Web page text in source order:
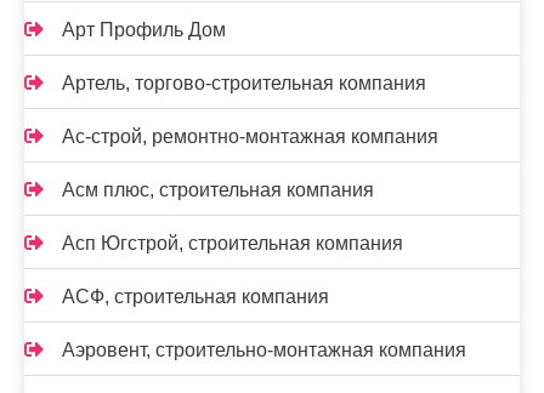
Арт Профиль Дом
Артель, торгово-строительная компания
Ас-строй, ремонтно-монтажная компания
Асм плюс, строительная компания
Асп Югстрой, строительная компания
АСФ, строительная компания
Аэровент, строительно-монтажная компания